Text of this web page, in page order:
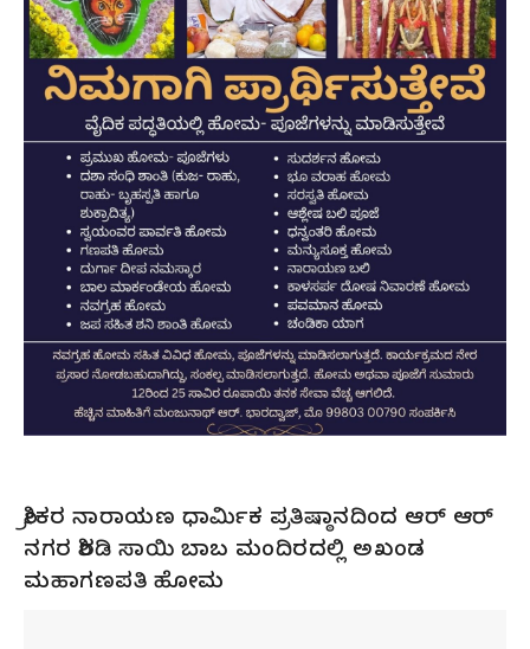
ಶ್ರೀಕರ ನಾರಾಯಣ ಧಾರ್ಮಿಕ ಪ್ರತಿಷ್ಠಾನದಿಂದ ಆರ್ ಆರ್
ನಗರ ಶಿರಡಿ ಸಾಯಿ ಬಾಬ ಮಂದಿರದಲ್ಲಿ ಅಖಂಡ
ಮಹಾಗಣಪತಿ ಹೋಮ